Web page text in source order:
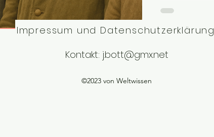
Impressum und Datenschutzerklärung
Kontakt: j.bott@gmx.net
©2023 von Weltwissen